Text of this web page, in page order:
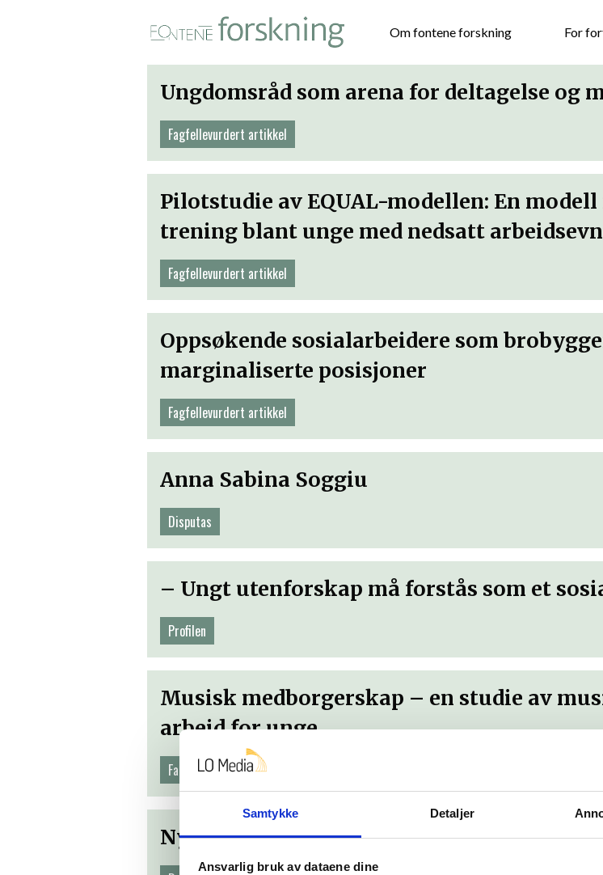
Samtykke Detaljer
Ansvarlig bruk av dataene dine
Om fontene forskning For
Fontene forskning i PDF-format
Ungdomsråd som arena for deltagelse og
Fagfellevurdert artikkel
Pilotstudie av EQUAL-modellen: En
trening blant unge med nedsatt
Fagfellevurdert artikkel
Oppsøkende sosialarbeidere som
marginaliserte posisjoner
Fagfellevurdert artikkel
Anna Sabina Soggiu
Disputas
– Ungt utenforskap må forstås som et
Profilen
Musisk medborgerskap – en studie av
arbeid for unge
Fagfellevurdert artikkel
Nyttig fagbok om sorg hos ungdommer